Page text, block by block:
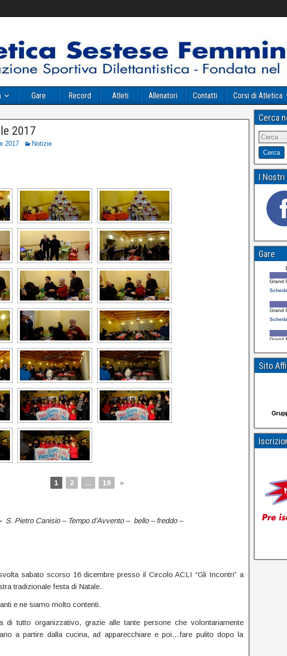
Gare Record Atleti Allenatori Contatti Corsi di Atletica
2017
2017 Notizie
1 2 ... 19 ►
S. Pietro Canisio – Tempo d’Avvento – bello – freddo –
sabato scorso 16 dicembre presso il Circolo ACLI “Gli Incontri” a
tradizionale festa di Natale.
e ne siamo molto contenti.
di tutto organizzativo, grazie alle tante persone che volontariamente
a partire dalla cucina, ad apparecchiare e poi…fare pulito dopo la
Cerca
I Nostri
Gare
Sito